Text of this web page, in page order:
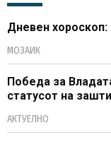
Дневен хороскоп:
МОЗАИК
Победа за
статусот на
АКТУЕЛНО